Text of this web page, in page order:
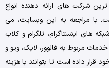
شرکت ‌های ارائه دهنده انواع
مراجعه به این وبسایت، می
های اینستاگرام، تلگرام و کلاب
مربوط به فالوور، لایک، ویو و
قرار داده است تا بتوانند با هزینه